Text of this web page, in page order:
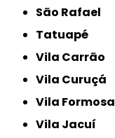
São Rafael
Tatuapé
Vila Carrão
Vila Curuçá
Vila Formosa
Vila Jacuí